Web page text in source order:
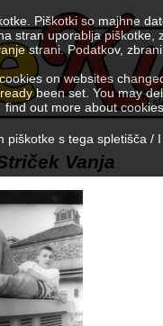
Vanja
Piškotki so majhne
stran uporablja
strani. Podatkov,
on websites
been set. You may
find out more about
piškotke s tega spletišča /